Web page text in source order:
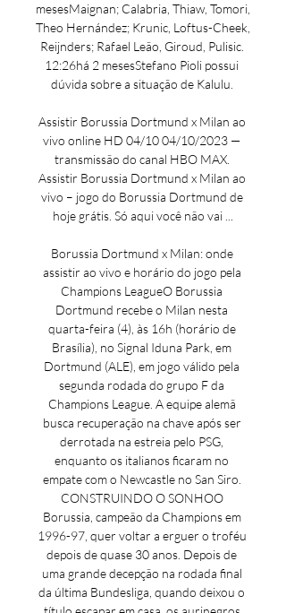
mesesMaignan; Calabria, Thiaw, Tomori,
Theo Hernández; Krunic, Loftus-Cheek,
Reijnders; Rafael Leão, Giroud, Pulisic.
12:26há 2 mesesStefano Pioli possui
dúvida sobre a situação de Kalulu.
Assistir Borussia Dortmund x Milan ao
vivo online HD 04/10 04/10/2023 —
transmissão do canal HBO MAX.
Assistir Borussia Dortmund x Milan ao
vivo – jogo do Borussia Dortmund de
hoje grátis. Só aqui você não vai ...
Borussia Dortmund x Milan: onde
assistir ao vivo e horário do jogo pela
Champions LeagueO Borussia
Dortmund recebe o Milan nesta
quarta-feira (4), às 16h (horário de
Brasília), no Signal Iduna Park, em
Dortmund (ALE), em jogo válido pela
segunda rodada do grupo F da
Champions League. A equipe alemã
busca recuperação na chave após ser
derrotada na estreia pelo PSG,
enquanto os italianos ficaram no
empate com o Newcastle no San Siro.
CONSTRUINDO O SONHOO
Borussia, campeão da Champions em
1996-97, quer voltar a erguer o troféu
depois de quase 30 anos. Depois de
uma grande decepção na rodada final
da última Bundesliga, quando deixou o